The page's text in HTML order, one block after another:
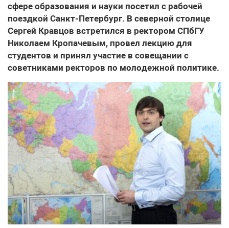
сфере образования и науки посетил с рабочей
поездкой Санкт-Петербург. В северной столице
Сергей Кравцов встретился в ректором СПбГУ
Николаем Кропачевым, провел лекцию для
студентов и принял участие в совещании с
советниками ректоров по молодежной политике.